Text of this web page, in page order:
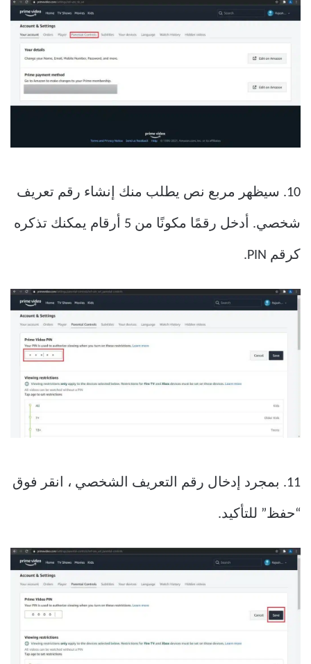
10. سيظهر مربع نص يطلب منك إنشاء رقم تعريف
شخصي. أدخل رقمًا مكونًا من 5 أرقام يمكنك تذكره
كرقم PIN.
11. بمجرد إدخال رقم التعريف الشخصي ، انقر فوق
“حفظ” للتأكيد.